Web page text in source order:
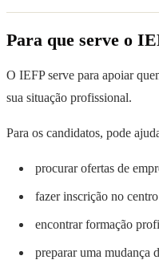
Para que serve o
O IEFP serve para apoiar
sua situação profissional.
Para os candidatos, pode
procurar ofertas de
fazer inscrição no
encontrar formação
preparar uma mudança